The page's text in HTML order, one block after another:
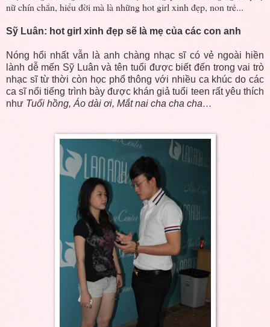
nữ chín chắn, hiểu đời mà là những hot girl xinh đẹp, non trẻ...
Sỹ Luân: hot girl xinh đẹp sẽ là mẹ của các con anh
Nóng hổi nhất vẫn là anh chàng nhạc sĩ có vẻ ngoài hiền
lành dễ mến Sỹ Luân và tên tuổi được biết đến trong vai trò
nhạc sĩ từ thời còn học phổ thông với nhiều ca khúc do các
ca sĩ nổi tiếng trình bày được khán giả tuổi teen rất yêu thích
như Tuổi hồng, Áo dài ơi, Mắt nai cha cha cha…